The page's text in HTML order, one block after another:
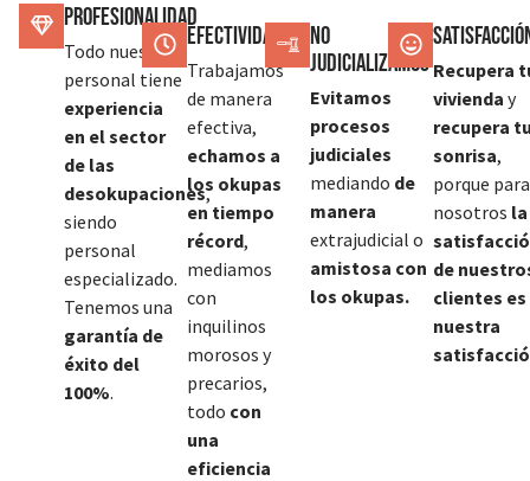
Profesionalidad
Todo nuestro
personal tiene
experiencia
en el sector
de las
desokupaciones,
siendo
personal
especializado.
Tenemos una
garantía de
éxito del
100%.
Efectividad
Trabajamos
de manera
efectiva,
echamos a
los okupas
en tiempo
récord,
mediamos
con
inquilinos
morosos y
precarios,
todo con
una
eficiencia
No
judicializamos
Evitamos
procesos
judiciales
mediando de
manera
extrajudicial o
amistosa con
los okupas.
Recupera
vivienda y
recupera
sonrisa,
porque para
nosotros la
de
clientes es
nuestra